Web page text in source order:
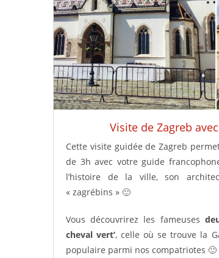
Visite de Zagreb
Cette visite guidée de Zagreb
de 3h avec votre guide
l’histoire de la ville, son
« zagrébins » 🙂
Vous découvrirez les fameuses
cheval vert’, celle où se trouve la
populaire parmi nos compatriotes 🙂